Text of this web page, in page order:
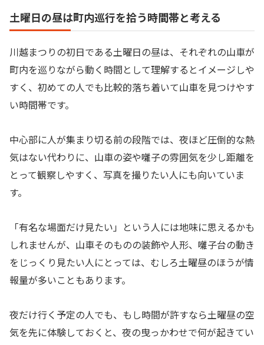
土曜日の昼は町内巡行を拾う時間帯と考える
川越まつりの初日である土曜日の昼は、それぞれの山車が
町内を巡りながら動く時間として理解するとイメージしや
すく、初めての人でも比較的落ち着いて山車を見つけやす
い時間帯です。
中心部に人が集まり切る前の段階では、夜ほど圧倒的な熱
気はない代わりに、山車の姿や囃子の雰囲気を少し距離を
とって観察しやすく、写真を撮りたい人にも向いていま
す。
「有名な場面だけ見たい」という人には地味に思えるかも
しれませんが、山車そのものの装飾や人形、囃子台の動き
をじっくり見たい人にとっては、むしろ土曜昼のほうが情
報量が多いこともあります。
夜だけ行く予定の人でも、もし時間が許すなら土曜昼の空
気を先に体験しておくと、夜の曳っかわせで何が起きてい